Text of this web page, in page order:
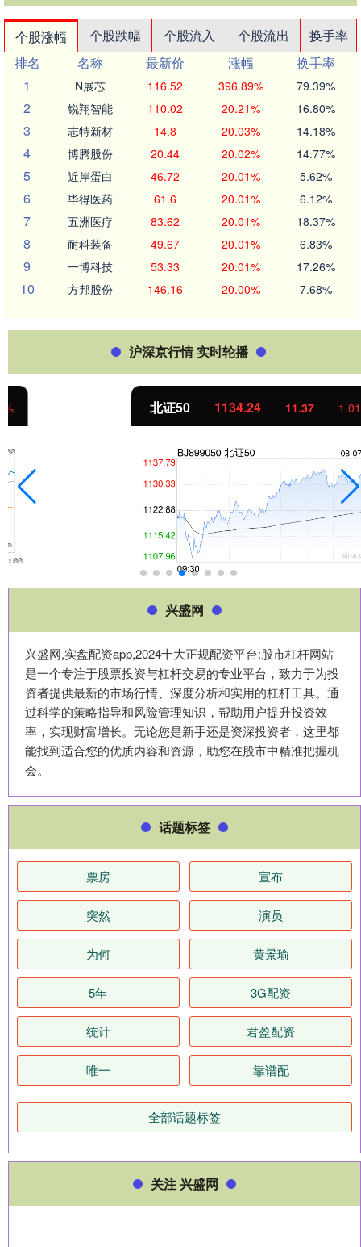
个股涨幅 个股跌幅 个股流入 个股流出
换手率
排名
名称 最新价 涨幅
换手率
1
N展芯 116.52 396.89% 79.39%
2 锐翔智能 110.02 20.21% 16.80%
3 志特新材 14.8 20.03% 14.18%
4 博腾股份 20.44 20.02% 14.77%
5 近岸蛋白 46.72 20.01% 5.62%
6 毕得医药 61.6 20.01% 6.12%
7 五洲医疗 83.62 20.01% 18.37%
8 耐科装备 49.67 20.01% 6.83%
9 一博科技 53.33 20.01% 17.26%
10 方邦股份 146.16 20.00% 7.68%
沪深京行情 实时轮播
1134.24 11.37 1.01%
兴盛网
兴盛网,实盘配资app,2024十大正规配资平台:股市杠杆网站
是一个专注于股票投资与杠杆交易的专业平台，致力于为投
资者提供最新的市场行情、深度分析和实用的杠杆工具。通
过科学的策略指导和风险管理知识，帮助用户提升投资效
率，实现财富增长。无论您是新手还是资深投资者，这里都
能找到适合您的优质内容和资源，助您在股市中精准把握机
会。
话题标签
票房 宣布
突然 演员
为何 黄景瑜
5年 3G配资
统计 君盈配资
唯一 靠谱配
全部话题标签
关注 兴盛网